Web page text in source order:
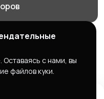
и коммерческих
с нами, вы
файлов куки.